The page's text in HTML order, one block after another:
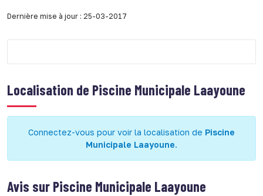
Dernière mise à jour : 25-03-2017
Localisation de Piscine Municipale Laayoune
Connectez-vous pour voir la localisation de Piscine
Municipale Laayoune.
Avis sur Piscine Municipale Laayoune